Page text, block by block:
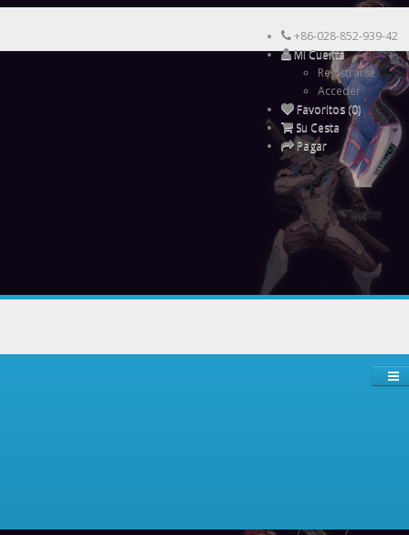
+86-028-852-939-42
Mi Cuenta
Registrarse
Acceder
Favoritos (0)
Su Cesta
Pagar